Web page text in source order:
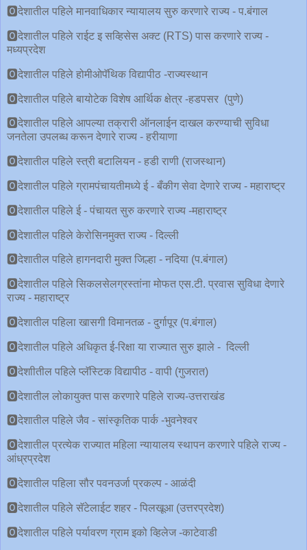
🅾देशातील पहिले मानवाधिकार न्यायालय सुरु करणारे राज्य - प.बंगाल
🅾देशातील पहिले राईट इ सव्हिसेस अक्ट (RTS) पास करणारे राज्य -
मध्यप्रदेश
🅾देशातील पहिले होमीओपॅथिक विद्यापीठ -राज्यस्थान
🅾देशातील पहिले बायोटेक विशेष आर्थिक क्षेत्र -हडपसर (पुणे)
🅾देशातील पहिले आपल्या तक्रारी ऑनलाईन दाखल करण्याची सुविधा
जनतेला उपलब्ध करून देणारे राज्य - हरीयाणा
🅾देशातील पहिले स्त्री बटालियन - हडी राणी (राजस्थान)
🅾देशातील पहिले ग्रामपंचायतीमध्ये ई - बँकीग सेवा देणारे राज्य - महाराष्ट्र
🅾देशातील पहिले ई - पंचायत सुरु करणारे राज्य -महाराष्ट्र
🅾देशातील पहिले केरोसिनमुक्त राज्य - दिल्ली
🅾देशातील पहिले हागनदारी मुक्त जिल्हा - नदिया (प.बंगाल)
🅾देशातील पहिले सिकलसेलग्रस्तांना मोफत एस.टी. प्रवास सुविधा देणारे
राज्य - महाराष्ट्र
🅾देशातील पहिला खासगी विमानतळ - दुर्गापूर (प.बंगाल)
🅾देशातील पहिले अधिकृत ई-रिक्षा या राज्यात सुरु झाले - दिल्ली
🅾देशाीतील पहिले प्लॅस्टिक विद्यापीठ - वापी (गुजरात)
🅾देशातील लोकायुक्त पास करणारे पहिले राज्य-उत्तराखंड
🅾देशातील पहिले जैव - सांस्कृतिक पार्क -भुवनेश्‍वर
🅾देशातील प्रत्येक राज्यात महिला न्यायालय स्थापन करणारे पहिले राज्य -
आंध्रप्रदेश
🅾देशातील पहिला सौर पवनउर्जा प्रकल्प - आळंदी
🅾देशातील पहिले सॅटेलाईट शहर - पिलखूआ (उत्तरप्रदेश)
🅾देशातील पहिले पर्यावरण ग्राम इको व्हिलेज -काटेवाडी